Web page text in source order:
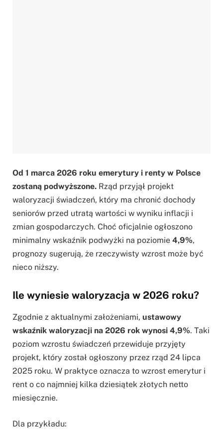
Od 1 marca 2026 roku emerytury i renty w Polsce
zostaną podwyższone. Rząd przyjął projekt
waloryzacji świadczeń, który ma chronić dochody
seniorów przed utratą wartości w wyniku inflacji i
zmian gospodarczych. Choć oficjalnie ogłoszono
minimalny wskaźnik podwyżki na poziomie 4,9%,
prognozy sugerują, że rzeczywisty wzrost może być
nieco niższy.
Ile wyniesie waloryzacja w 2026 roku?
Zgodnie z aktualnymi założeniami, ustawowy
wskaźnik waloryzacji na 2026 rok wynosi 4,9%. Taki
poziom wzrostu świadczeń przewiduje przyjęty
projekt, który został ogłoszony przez rząd 24 lipca
2025 roku. W praktyce oznacza to wzrost emerytur i
rent o co najmniej kilka dziesiątek złotych netto
miesięcznie.
Dla przykładu: